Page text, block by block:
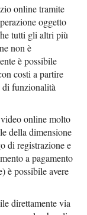
online tramite
oggetto
tutti gli altri più
non è
è possibile
costi a partire
di funzionalità
online molto
della dimensione
di registrazione e
a pagamento
è possibile avere
direttamente via